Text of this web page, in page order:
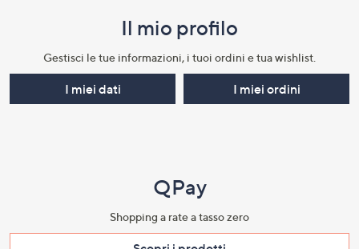
Il mio profilo​
Gestisci le tue informazioni, i tuoi ordini e tua wishlist.​
I miei dati I miei ordini
QPay
Shopping a rate a tasso zero​